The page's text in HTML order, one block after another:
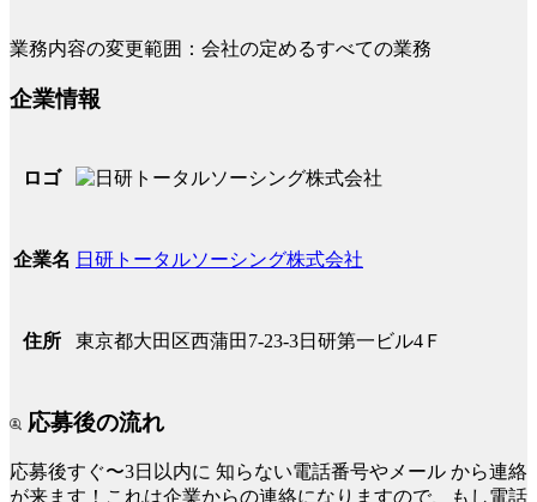
業務内容の変更範囲：会社の定めるすべての業務
企業情報
ロゴ
企業名 日研トータルソーシング株式会社
住所 東京都大田区西蒲田7-23-3日研第一ビル4Ｆ
応募後の流れ
応募後すぐ〜3日以内に 知らない電話番号やメール から連絡
が来ます！これは企業からの連絡になりますので、もし電話